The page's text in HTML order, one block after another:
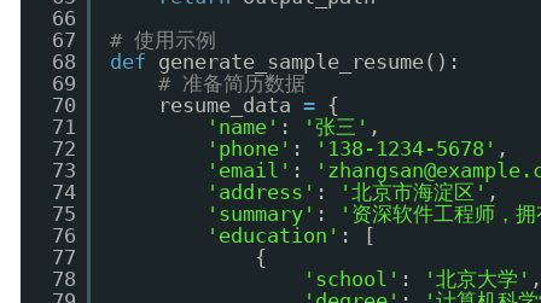
66
67
68
69
70
71
72
73
74
75
76
77
78
# 使用示例
def
generate_sample_resume():
# 准备简历数据
resume_data = {
'name' : '张三' ,
'phone' : '138-1234-5678' ,
'email' :
'address' : '北京市海淀区' ,
'summary' :
'资深软件工程师，
'education' : [
{
'school' : '北京大学'